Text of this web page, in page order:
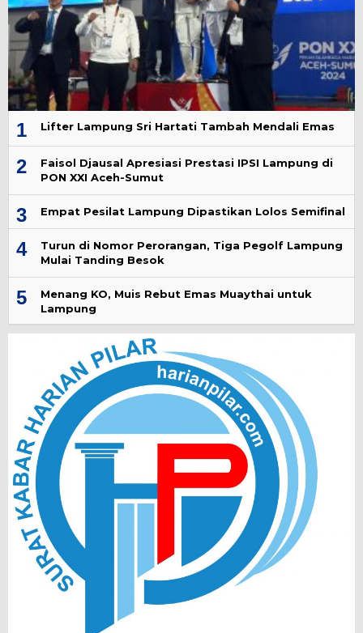
1 Lifter Lampung Sri Hartati Tambah Mendali Emas
2
Faisol Djausal Apresiasi Prestasi IPSI Lampung di
PON XXI Aceh-Sumut
3 Empat Pesilat Lampung Dipastikan Lolos Semifinal
4
Turun di Nomor Perorangan, Tiga Pegolf Lampung
Mulai Tanding Besok
5
Menang KO, Muis Rebut Emas Muaythai untuk
Lampung